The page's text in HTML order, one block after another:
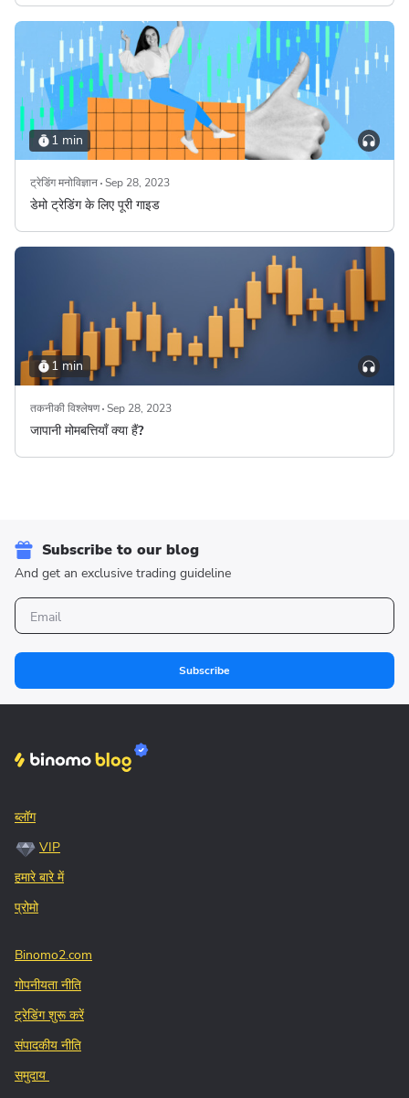
1 min
ट्रेडिंग मनोविज्ञान Sep 28, 2023
डेमो ट्रेडिंग के लिए पूरी गाइड
1 min
तकनीकी विश्लेषण Sep 28, 2023
जापानी मोमबत्तियाँ क्या हैं?
Subscribe to our blog
And get an exclusive trading guideline
Subscribe
ब्लॉग
VIP
हमारे बारे में
प्रोमो
Binomo2.com
गोपनीयता नीति
ट्रेडिंग शुरू करें
संपादकीय नीति
समुदाय